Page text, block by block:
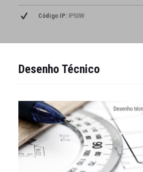
Código IP:IP50W
Desenho Técnico